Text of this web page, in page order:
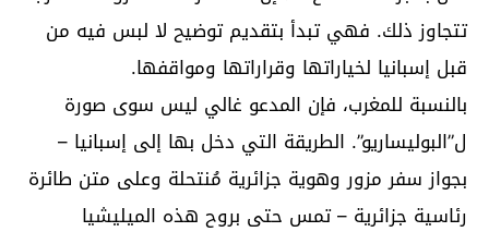
تتجاوز ذلك. فهي تبدأ بتقديم توضيح لا لبس فيه من
قبل إسبانيا لخياراتها وقراراتها ومواقفها.
بالنسبة للمغرب، فإن المدعو غالي ليس سوى صورة
ل”البوليساريو”. الطريقة التي دخل بها إلى إسبانيا –
بجواز سفر مزور وهوية جزائرية مُنتحلة وعلى متن طائرة
رئاسية جزائرية – تمس حتى بروح هذه الميليشيا